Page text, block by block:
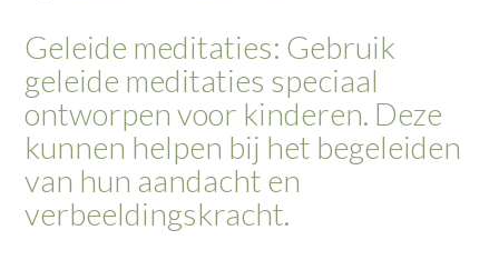
Geleide meditaties: Gebruik
geleide meditaties speciaal
ontworpen voor kinderen. Deze
kunnen helpen bij het begeleiden
van hun aandacht en
verbeeldingskracht.